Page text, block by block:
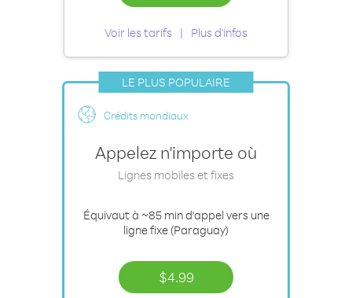
Voir les tarifs Plus d'infos
LE PLUS POPULAIRE
Crédits mondiaux
Appelez n'importe où
Lignes mobiles et fixes
Équivaut à ~85 mind'appel vers une
ligne fixe (Paraguay)
$4.99